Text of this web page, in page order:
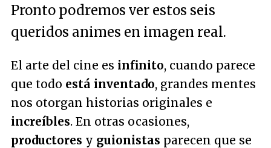
Pronto podremos ver estos seis
queridos animes en imagen real.
El arte del cine es infinito, cuando parece
que todo está inventado, grandes mentes
nos otorgan historias originales e
increíbles. En otras ocasiones,
productores y guionistas parecen que se